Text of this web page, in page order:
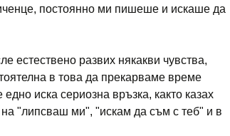
постоянно ми пишеше и искаше да
естествено развих някакви чувства,
в това да прекарваме време
иска сериозна връзка, както казах
"липсваш ми", "искам да съм с теб" и в